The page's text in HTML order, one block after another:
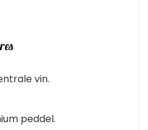
vin.
peddel.